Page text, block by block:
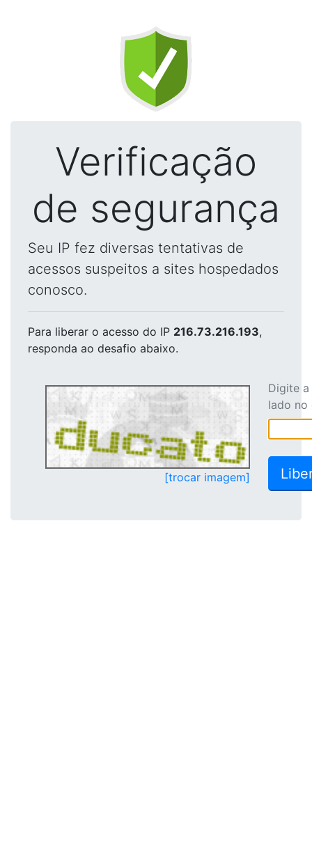
Verificação
de segurança
Seu IP fez diversas tentativas de
acessos suspeitos a sites hospedados
conosco.
Para liberar o acesso do IP 216.73.216.193,
responda ao desafio abaixo.
[trocar imagem]
Digite
lado no